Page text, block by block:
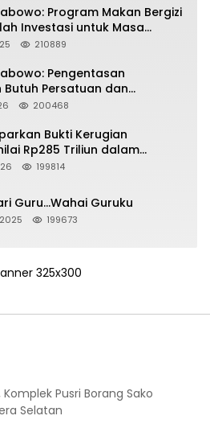
Program Makan Bergizi
Investasi untuk Masa
210889
Pengentasan
Butuh Persatuan dan
yang Bertanggung Jawab
200468
Bukti Kerugian
Rp285 Triliun dalam
Korupsi PT Pertamina
199814
Guru…Wahai Guruku
199673
Komplek Pusri Borang Sako
Selatan